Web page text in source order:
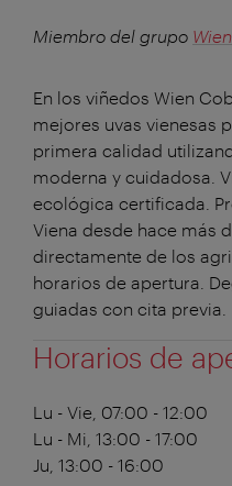
Miembro del grupo
En los viñedos Wien
mejores uvas vienesas
primera calidad
moderna y cuidadosa.
ecológica certificada.
Viena desde hace más
directamente de los
horarios de apertura.
guiadas con cita previa.
Horarios de
Lu - Vie, 07:00 - 12:00
Lu - Mi, 13:00 - 17:00
Ju, 13:00 - 16:00